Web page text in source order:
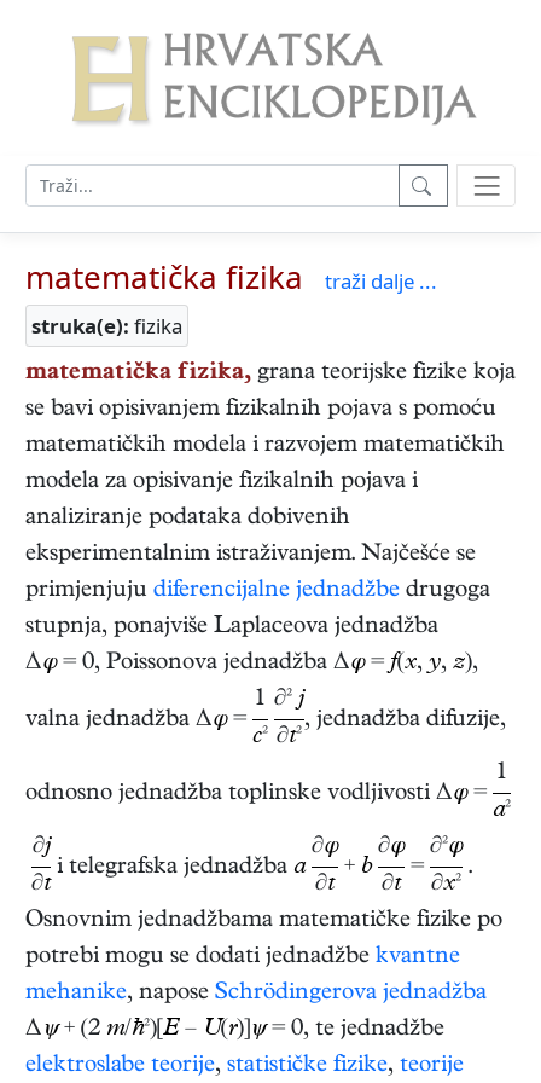
matematička fizika
traži dalje ...
struka(e): fizika
matematička fizika, grana teorijske fizike koja
se bavi opisivanjem fizikalnih pojava s pomoću
matematičkih modela i razvojem matematičkih
modela za opisivanje fizikalnih pojava i
analiziranje podataka dobivenih
eksperimentalnim istraživanjem. Najčešće se
primjenjuju diferencijalne jednadžbe drugoga
stupnja, ponajviše Laplaceova jednadžba
Δφ= 0, Poissonova jednadžba Δφ=f(x,y, z),
valna jednadžba Δφ=
1
c²
∂²j
∂t²
, jednadžba difuzije,
odnosno jednadžba toplinske vodljivosti Δφ=
1
a²
∂j
∂t
i telegrafska jednadžba a
∂φ
∂t
+ b
∂φ
∂t
=
∂²φ
∂x²
.
Osnovnim jednadžbama matematičke fizike po
potrebi mogu se dodati jednadžbe kvantne
mehanike, napose Schrödingerova jednadžba
Δψ+ (2 m/ћ²)[ E– U(r)] ψ= 0, te jednadžbe
elektroslabe teorije, statističke fizike, teorije